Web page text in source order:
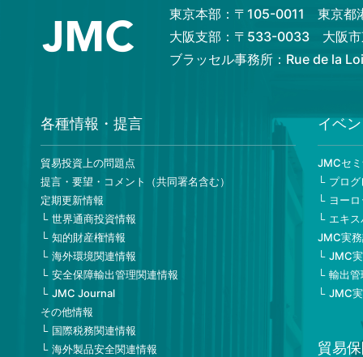
東京本部：〒105-0011 東京都
大阪支部：〒533-0033 大阪市
ブラッセル事務所：Rue de la
各種情報・提言
貿易投資上の問題点
提言・要望・コメント（共同署名含む）
定期更新情報
世界通商投資情報
知的財産権情報
海外環境関連情報
安全保障輸出管理関連情報
JMC Journal
その他情報
国際税務関連情報
海外製品安全関連情報
イベ
JMCセ
プロ
ヨー
エキ
JMC実
JMC
輸出
JMC
貿易